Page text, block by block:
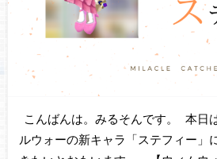
こんばんは。みるそんです。 本日
ルウォーの新キャラ「ステフィー」